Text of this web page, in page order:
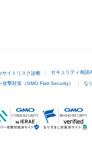
サイトリスク診断 セキュリティ相談
攻撃対策（GMO Flatt Security） な